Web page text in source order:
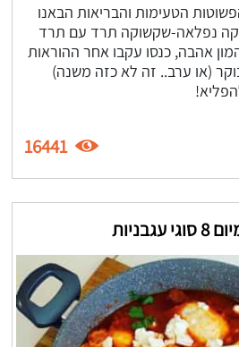
הטעימות והבריאות הבאנו
נפלאה-שקשוקה תרד עם תרד
והמון אהבה, כנסו עקבו אחר ההוראות
(או ערב.. זה לא כזה משנה)
16441